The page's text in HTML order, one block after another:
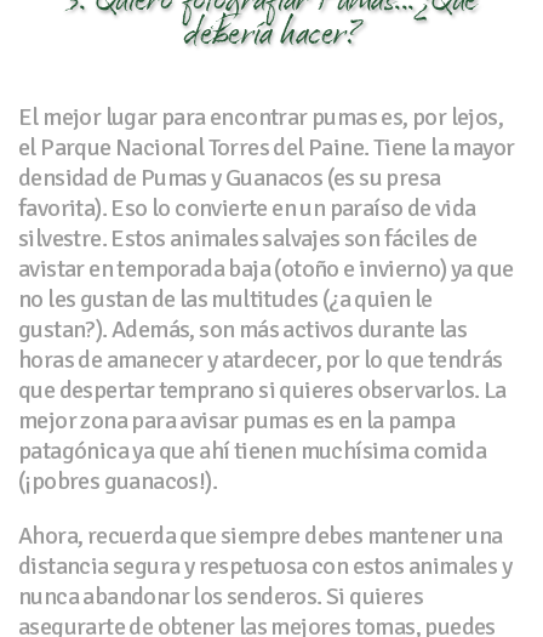
debería hacer?
El mejor lugar para encontrar pumas es, por lejos,
el Parque Nacional Torres del Paine. Tiene la mayor
densidad de Pumas y Guanacos (es su presa
favorita). Eso lo convierte en un paraíso de vida
silvestre. Estos animales salvajes son fáciles de
avistar en temporada baja (otoño e invierno) ya que
no les gustan de las multitudes (¿a quien le
gustan?). Además, son más activos durante las
horas de amanecer y atardecer, por lo que tendrás
que despertar temprano si quieres observarlos. La
mejor zona para avisar pumas es en la pampa
patagónica ya que ahí tienen muchísima comida
(¡pobres guanacos!).
Ahora, recuerda que siempre debes mantener una
distancia segura y respetuosa con estos animales y
nunca abandonar los senderos. Si quieres
asegurarte de obtener las mejores tomas, puedes